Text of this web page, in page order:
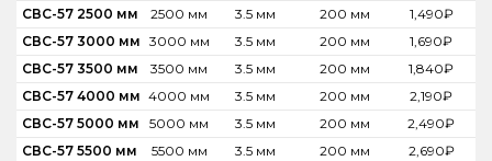
СВС-57 2500 мм
2500 мм 3.5 мм 200 мм 1,490₽
СВС-57 3000 мм 3000 мм 3.5 мм 200 мм 1,690₽
СВС-57 3500 мм
3500 мм 3.5 мм 200 мм 1,840₽
СВС-57 4000 мм 4000 мм 3.5 мм 200 мм 2,190₽
СВС-57 5000 мм
5000 мм 3.5 мм 200 мм 2,490₽
СВС-57 5500 мм
5500 мм 3.5 мм 200 мм 2,690₽